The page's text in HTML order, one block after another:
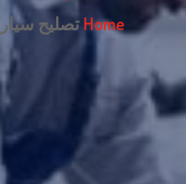
Home تصليح